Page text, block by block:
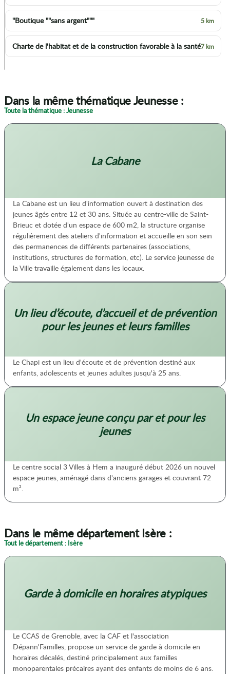
"Boutique ""sans argent""" 5 km
Charte de l'habitat et de la construction favorable à la santé7 km
Dans la même thématique Jeunesse :
Toute la thématique : Jeunesse
La Cabane
La Cabane est un lieu d'information ouvert à destination des
jeunes âgés entre 12 et 30 ans. Située au centre-ville de Saint-
Brieuc et dotée d'un espace de 600 m2, la structure organise
régulièrement des ateliers d'information et accueille en son sein
des permanences de différents partenaires (associations,
institutions, structures de formation, etc). Le service jeunesse de
la Ville travaille également dans les locaux.
Un lieu d’écoute, d’accueil et de prévention
pour les jeunes et leurs familles
Le Chapi est un lieu d'écoute et de prévention destiné aux
enfants, adolescents et jeunes adultes jusqu'à 25 ans.
Un espace jeune conçu par et pour les
jeunes
Le centre social 3 Villes à Hem a inauguré début 2026 un nouvel
espace jeunes, aménagé dans d'anciens garages et couvrant 72
m².
Dans le même département Isère :
Tout le département : Isère
Garde à domicile en horaires atypiques
Le CCAS de Grenoble, avec la CAF et l'association
Dépann'Familles, propose un service de garde à domicile en
horaires décalés, destiné principalement aux familles
monoparentales précaires ayant des enfants de moins de 6 ans.